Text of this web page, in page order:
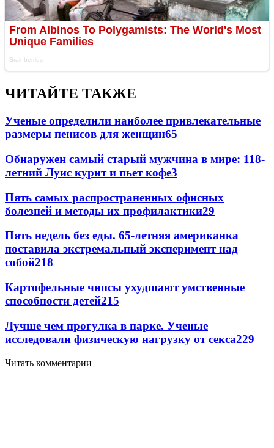
ЧИТАЙТЕ ТАКЖЕ
Ученые определили наиболее привлекательные
размеры пенисов для женщин65
Обнаружен самый старый мужчина в мире: 118-
летний Луис курит и пьет кофе3
Пять самых распространенных офисных
болезней и методы их профилактики29
Пять недель без еды. 65-летняя американка
поставила экстремальный эксперимент над
собой218
Картофельные чипсы ухудшают умственные
способности детей215
Лучше чем прогулка в парке. Ученые
исследовали физическую нагрузку от секса229
Читать комментарии